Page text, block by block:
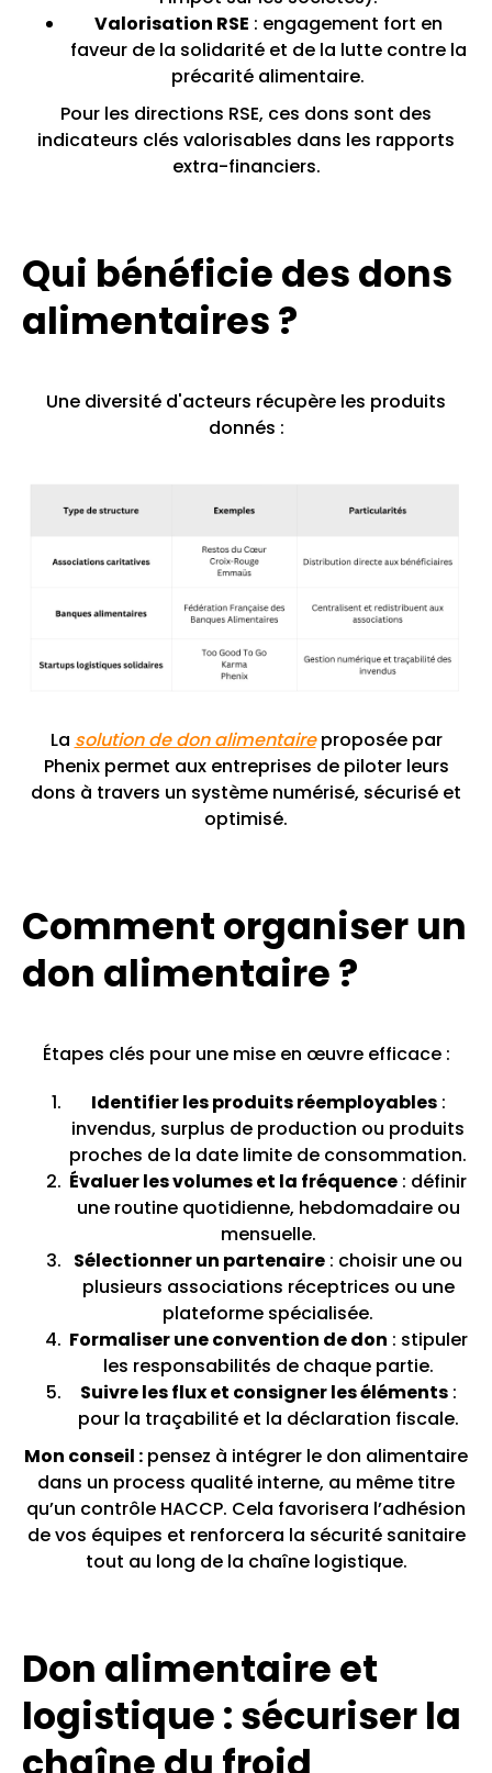
Valorisation RSE : engagement fort en
faveur de la solidarité et de la lutte contre la
précarité alimentaire.
Pour les directions RSE, ces dons sont des
indicateurs clés valorisables dans les rapports
extra-financiers.
Qui bénéficie des dons
alimentaires ?
Une diversité d'acteurs récupère les produits
donnés :
La solution de don alimentaireproposée par
Phenix permet aux entreprises de piloter leurs
dons à travers un système numérisé, sécurisé et
optimisé.
Comment organiser un
don alimentaire ?
Étapes clés pour une mise en œuvre efficace :
Identifier les produits réemployables:
invendus, surplus de production ou produits
proches de la date limite de consommation.
Évaluer les volumes et la fréquence : définir
une routine quotidienne, hebdomadaire ou
mensuelle.
Sélectionner un partenaire : choisir une ou
plusieurs associations réceptrices ou une
plateforme spécialisée.
Formaliser une convention de don : stipuler
les responsabilités de chaque partie.
Suivre les flux et consigner les éléments:
pour la traçabilité et la déclaration fiscale.
Mon conseil : pensez à intégrer le don alimentaire
dans un process qualité interne, au même titre
qu’un contrôle HACCP. Cela favorisera l’adhésion
de vos équipes et renforcera la sécurité sanitaire
tout au long de la chaîne logistique.
Don alimentaire et
logistique : sécuriser la